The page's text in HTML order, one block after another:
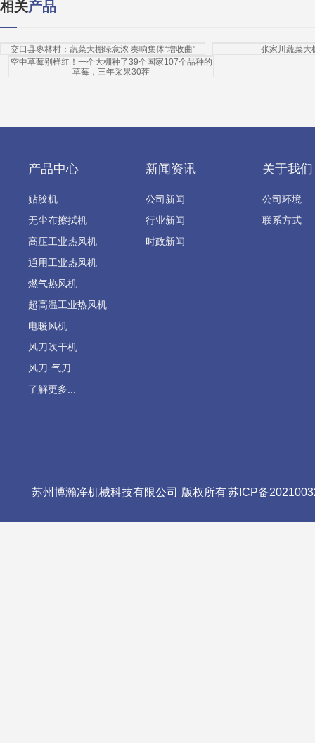
相关产品
交口县枣林村：蔬菜大棚绿意浓 奏响集体“增收曲”
张家川蔬菜大
空中草莓别样红！一个大棚种了39个国家107个品种的
草莓，三年采果30茬
产品中心
贴胶机
无尘布擦拭机
高压工业热风机
通用工业热风机
燃气热风机
超高温工业热风机
电暖风机
风刀吹干机
风刀-气刀
了解更多...
新闻资讯
公司新闻
行业新闻
时政新闻
关于我们
公司环境
联系方式
苏州博瀚净机械科技有限公司 版权所有苏ICP备